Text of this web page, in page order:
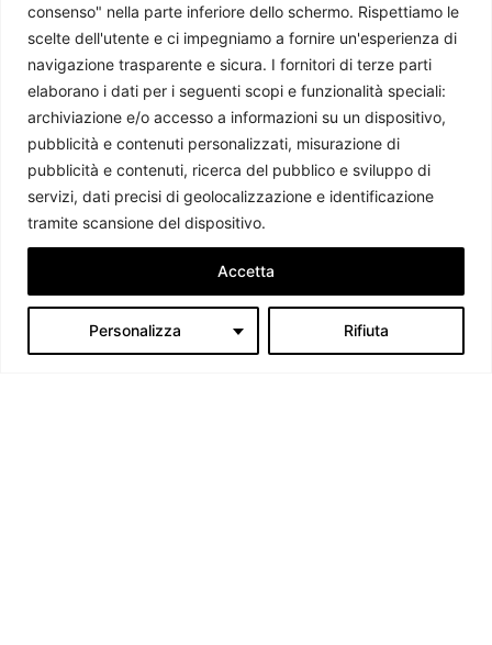
consenso" nella parte inferiore dello schermo. Rispettiamo le
scelte dell'utente e ci impegniamo a fornire un'esperienza di
navigazione trasparente e sicura. I fornitori di terze parti
elaborano i dati per i seguenti scopi e funzionalità speciali:
archiviazione e/o accesso a informazioni su un dispositivo,
pubblicità e contenuti personalizzati, misurazione di
pubblicità e contenuti, ricerca del pubblico e sviluppo di
servizi, dati precisi di geolocalizzazione e identificazione
tramite scansione del dispositivo.
Personalizza Rifiuta
Accetta
Siria post Assad: un anno di Governo Al-Shaara
Giuditta Fassina - 14 Gennaio 2026